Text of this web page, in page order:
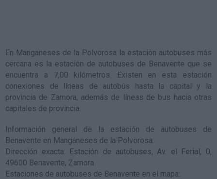
En Manganeses de la Polvorosa la estación autobuses más
cercana es la estación de autobuses de Benavente que se
encuentra a 7,00 kilómetros. Existen en esta estación
conexiones de líneas de autobús hasta la capital y la
provincia de Zamora, además de líneas de bus hacia otras
capitales de provincia.
Información general de la estación de autobuses de
Benavente en Manganeses de la Polvorosa:
Dirección exacta: Estación de autobuses, Av. el Ferial, 0,
49600 Benavente, Zamora
Estaciones de autobuses de Benavente en el mapa: